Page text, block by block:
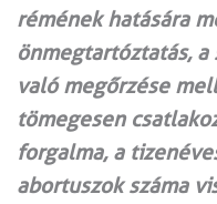
rémének hatására
önmegtartóztatás, a
való megőrzése
tömegesen
forgalma, a
abortuszok száma